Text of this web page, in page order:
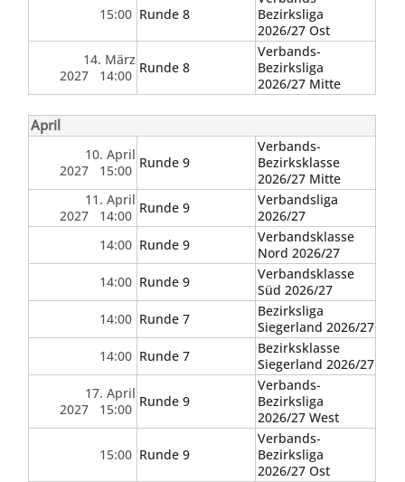
15:00 Runde 8
Bezirksliga
2026/27 Ost
14. März
2027 14:00 Runde 8
Verbands-
Bezirksliga
2026/27 Mitte
April
10. April
2027 15:00 Runde 9
Verbands-
Bezirksklasse
2026/27 Mitte
11. April
2027 14:00 Runde 9
Verbandsliga
2026/27
14:00 Runde 9
Verbandsklasse
Nord 2026/27
14:00 Runde 9
Verbandsklasse
Süd 2026/27
14:00 Runde 7
Bezirksliga
Siegerland 2026/27
14:00 Runde 7
Bezirksklasse
Siegerland 2026/27
17. April
2027 15:00 Runde 9
Verbands-
Bezirksliga
2026/27 West
15:00 Runde 9
Verbands-
Bezirksliga
2026/27 Ost